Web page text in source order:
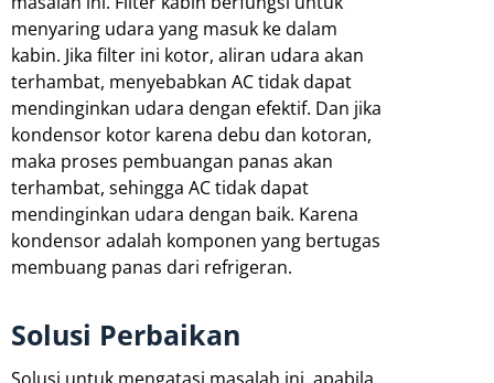
menyaring udara yang masuk ke dalam
kabin. Jika filter ini kotor, aliran udara akan
terhambat, menyebabkan AC tidak dapat
mendinginkan udara dengan efektif. Dan jika
kondensor kotor karena debu dan kotoran,
maka proses pembuangan panas akan
terhambat, sehingga AC tidak dapat
mendinginkan udara dengan baik. Karena
kondensor adalah komponen yang bertugas
membuang panas dari refrigeran.
Solusi Perbaikan